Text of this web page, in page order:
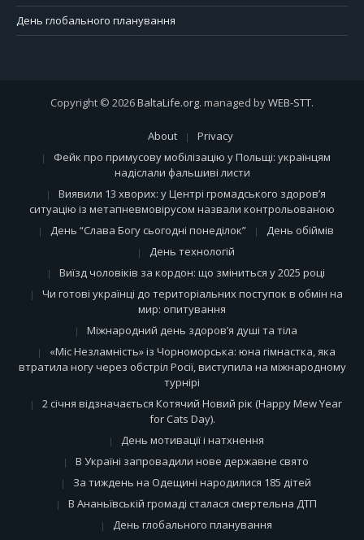
День глобального планування
Copyright © 2026BaltaLife.org. managed byWEB-STT.
About
Privacy
Фейк про примусову мобілізацію у Польщі: українцям
надіслали фальшиві листи
Виявили 13 хворих: у Центрі громадського здоров’я
ситуацію із метапневмовірусом назвали контрольованою
День “Слава Богу сьогодні понеділок”
День обіймів
День технологій
Виїзд чоловіків за кордон: що зміниться у 2025 році
Чи готові українці до територіальних поступок в обмін на
мир: опитування
Міжнародний день здоров’я душі та тіла
«Міс Незламність» із Чорноморська: юна гімнастка, яка
втратила ногу через обстріл Росії, виступила на міжнародному
турнірі
2 січня відзначається Котячий Новий рік (Happy Mew Year
for Cats Day).
День мотивації і натхнення
В Україні запровадили нове державне свято
За тиждень на Одещині народилися 185 дітей
В Ананьївській громаді сталася смертельна ДТП
День глобального планування